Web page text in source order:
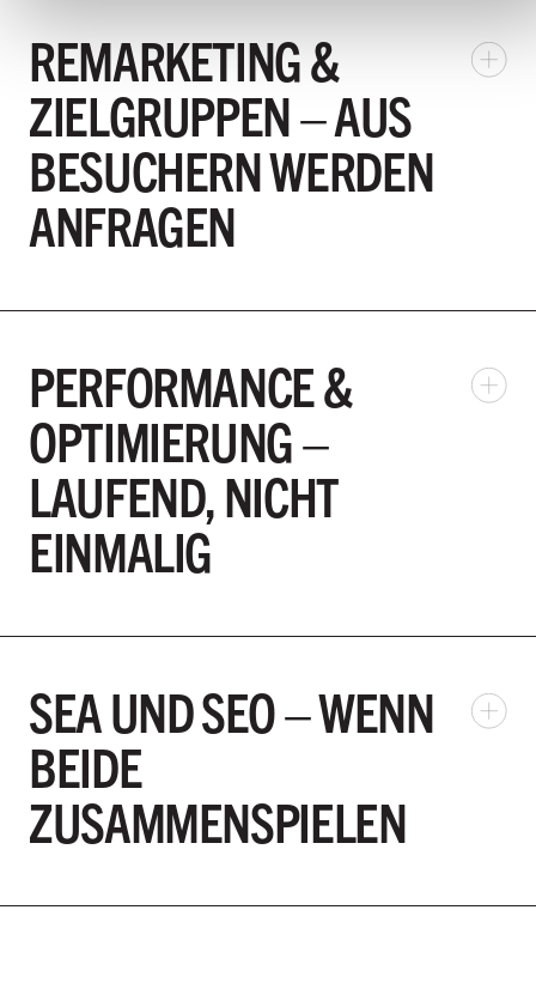
REMARKETING &
ZIELGRUPPEN – AUS
BESUCHERN WERDEN
ANFRAGEN
PERFORMANCE &
OPTIMIERUNG –
LAUFEND, NICHT
EINMALIG
SEA UND SEO – WENN
BEIDE
ZUSAMMENSPIELEN